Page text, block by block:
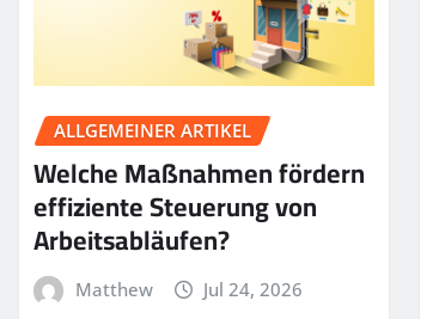
ALLGEMEINER ARTIKEL
Welche Maßnahmen fördern
effiziente Steuerung von
Arbeitsabläufen?
Matthew Jul 24, 2026